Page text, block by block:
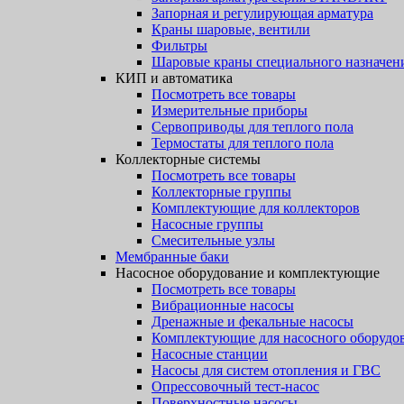
Запорная и регулирующая арматура
Краны шаровые, вентили
Фильтры
Шаровые краны специального
КИП и автоматика
Посмотреть все товары
Измерительные приборы
Сервоприводы для теплого пола
Термостаты для теплого пола
Коллекторные системы
Посмотреть все товары
Коллекторные группы
Комплектующие для коллекторов
Насосные группы
Смесительные узлы
Мембранные баки
Насосное оборудование и комплектующие
Посмотреть все товары
Вибрационные насосы
Дренажные и фекальные насосы
Комплектующие для насосного
Насосные станции
Насосы для систем отопления и ГВС
Опрессовочный тест-насос